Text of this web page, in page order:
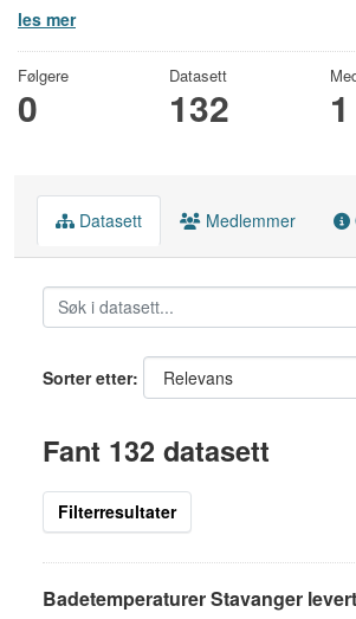
les mer
Følgere
0
Datasett
132 1
Datasett Medlemmer
Sorter etter
Fant 132 datasett
Filterresultater
Badetemperaturer Stavanger